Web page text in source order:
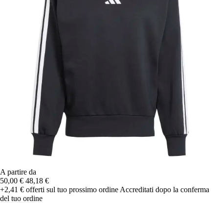
A partire da
50,00 € 48,18 €
+2,41 € offerti sul tuo prossimo ordine Accreditati dopo la conferma
del tuo ordine